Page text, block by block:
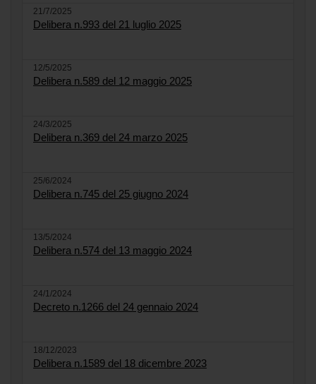
21/7/2025
Delibera n.993 del 21 luglio 2025
12/5/2025
Delibera n.589 del 12 maggio 2025
24/3/2025
Delibera n.369 del 24 marzo 2025
25/6/2024
Delibera n.745 del 25 giugno 2024
13/5/2024
Delibera n.574 del 13 maggio 2024
24/1/2024
Decreto n.1266 del 24 gennaio 2024
18/12/2023
Delibera n.1589 del 18 dicembre 2023